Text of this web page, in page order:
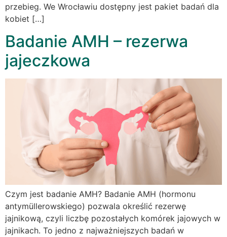
przebieg. We Wrocławiu dostępny jest pakiet badań dla
kobiet […]
Badanie AMH – rezerwa
jajeczkowa
Czym jest badanie AMH? Badanie AMH (hormonu
antymüllerowskiego) pozwala określić rezerwę
jajnikową, czyli liczbę pozostałych komórek jajowych w
jajnikach. To jedno z najważniejszych badań w